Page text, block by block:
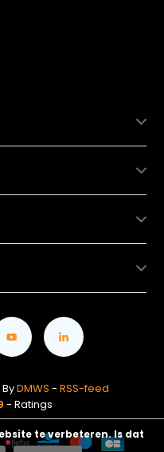
DMWS - RSS-feed
- Ratings
te verbeteren. Is dat